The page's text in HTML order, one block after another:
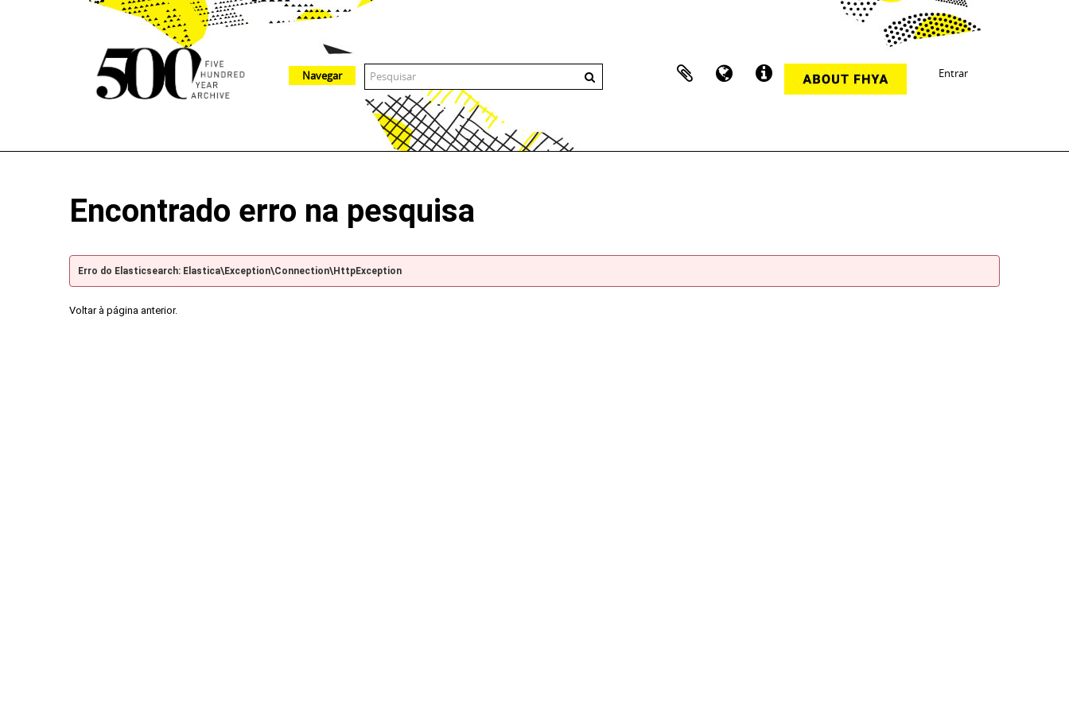
Entrar
Navegar
Encontrado erro na pesquisa
Erro do Elasticsearch: Elastica\Exception\Connection\HttpException
Voltar à página anterior.